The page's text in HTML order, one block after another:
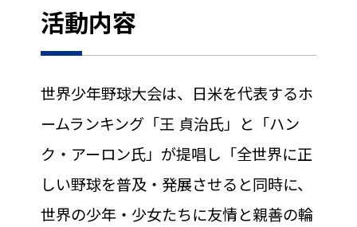
活動内容
世界少年野球大会は、日米を代表するホ
ームランキング「王 貞治氏」と「ハン
ク・アーロン氏」が提唱し「全世界に正
しい野球を普及・発展させると同時に、
世界の少年・少女たちに友情と親善の輪